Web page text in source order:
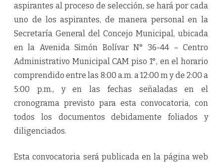
aspirantes al proceso de selección, se hará por cada
uno de los aspirantes, de manera personal en la
Secretaría General del Concejo Municipal, ubicada
en la Avenida Simón Bolívar N° 36-44 – Centro
Administrativo Municipal CAM piso 1°, en el horario
comprendido entre las 8:00 a.m. a 12:00 m y de 2:00 a
5:00 p.m., y en las fechas señaladas en el
cronograma previsto para esta convocatoria, con
todos los documentos debidamente foliados y
diligenciados.
Esta convocatoria será publicada en la página web